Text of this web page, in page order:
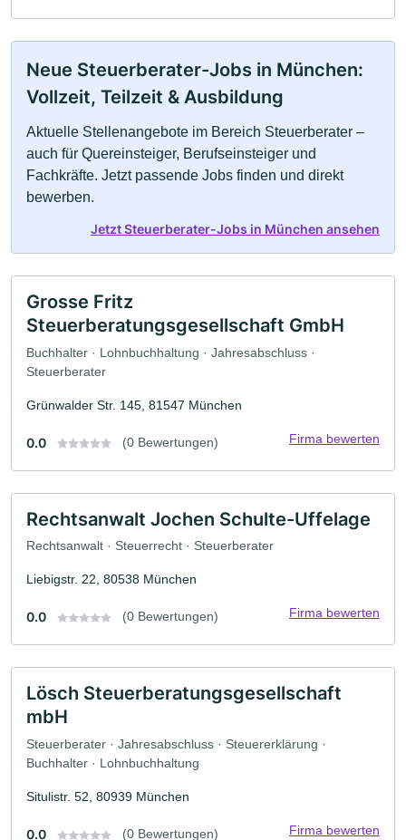
Neue Steuerberater-Jobs in München:
Vollzeit, Teilzeit & Ausbildung
Aktuelle Stellenangebote im Bereich Steuerberater –
auch für Quereinsteiger, Berufseinsteiger und
Fachkräfte. Jetzt passende Jobs finden und direkt
bewerben.
Jetzt Steuerberater-Jobs in München ansehen
Grosse Fritz
Steuerberatungsgesellschaft GmbH
Buchhalter · Lohnbuchhaltung · Jahresabschluss ·
Steuerberater
Grünwalder Str. 145, 81547 München
0.0 (0 Bewertungen) Firma bewerten
Rechtsanwalt Jochen Schulte-Uffelage
Rechtsanwalt · Steuerrecht · Steuerberater
Liebigstr. 22, 80538 München
0.0 (0 Bewertungen) Firma bewerten
Lösch Steuerberatungsgesellschaft
mbH
Steuerberater · Jahresabschluss · Steuererklärung ·
Buchhalter · Lohnbuchhaltung
Situlistr. 52, 80939 München
0.0 (0 Bewertungen) Firma bewerten